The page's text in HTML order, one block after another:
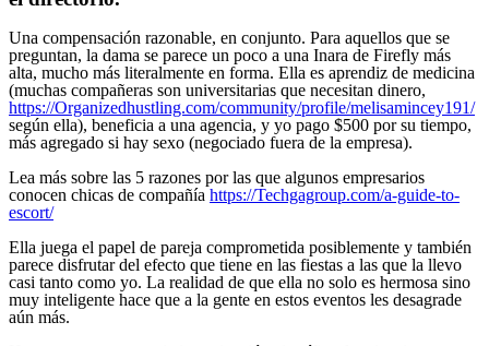
Una compensación razonable, en conjunto. Para aquellos que se
preguntan, la dama se parece un poco a una Inara de Firefly más
alta, mucho más literalmente en forma. Ella es aprendiz de medicina
(muchas compañeras son universitarias que necesitan dinero,
https://Organizedhustling.com/community/profile/melisamincey191/
según ella), beneficia a una agencia, y yo pago $500 por su tiempo,
más agregado si hay sexo (negociado fuera de la empresa).
Lea más sobre las 5 razones por las que algunos empresarios
conocen chicas de compañía https://Techgagroup.com/a-guide-to-
escort/
Ella juega el papel de pareja comprometida posiblemente y también
parece disfrutar del efecto que tiene en las fiestas a las que la llevo
casi tanto como yo. La realidad de que ella no solo es hermosa sino
muy inteligente hace que a la gente en estos eventos les desagrade
aún más.